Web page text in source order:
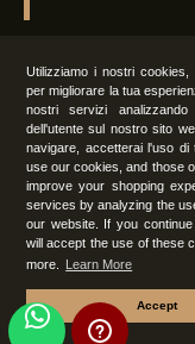
Utilizziamo i nostri cookies,
per migliorare la tua
nostri servizi analizzando
dell'utente sul nostro sito
navigare, accetterai l'uso di
use our cookies, and those
improve your shopping
services by analyzing the
our website. If you
will accept the use of these
more.
Learn More
Accept
Via Crocetta 16, Loc.
Tutti i diritti sono riservati
TENUTA
P.IVA: IT00375840527
Sede: SAN GIMIGNANO